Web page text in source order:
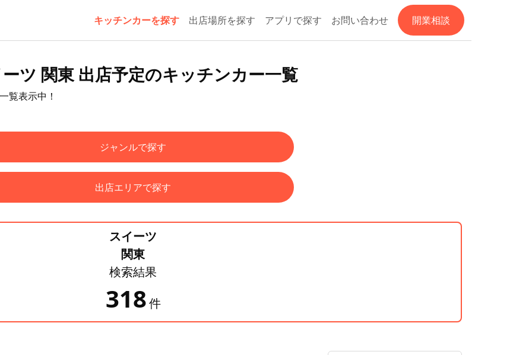
キッチンカーを探す 出店場所を探す アプリで探す お問い合わせ 開業相談
ツ 関東 出店予定のキッチンカー一覧
覧表示中！
ジャンルで探す
出店エリアで探す
スイーツ
関東
検索結果
318件